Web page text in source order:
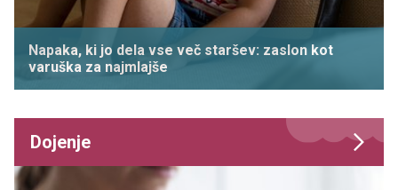
Napaka, ki jo dela vse več staršev: zaslon kot
varuška za najmlajše
Dojenje